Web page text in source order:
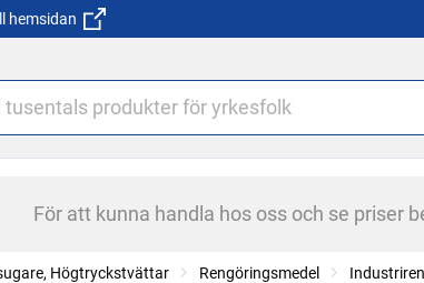
hemsidan
För att kunna handla hos oss och se priser
Högtryckstvättar Rengöringsmedel